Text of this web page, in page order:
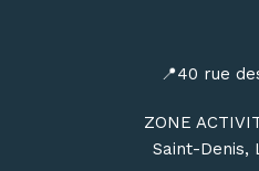
livraison de votre matériel
randonnée et de
📍40 rue
ZONE
Saint-Denis,